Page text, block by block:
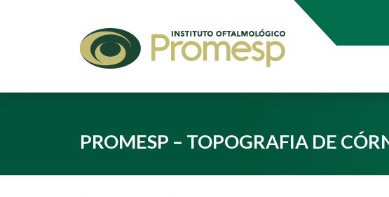
PROMESP – TOPOGRAFIA DE